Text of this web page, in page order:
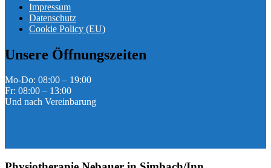
Impressum
Datenschutz
Cookie Policy (EU)
Unsere Öffnungszeiten
Mo-Do: 08:00 – 19:00
Fr: 08:00 – 13:00
Und nach Vereinbarung